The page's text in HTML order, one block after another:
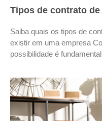
Tipos de contrato
Saiba quais os tipos de
existir em uma empresa
possibilidade é